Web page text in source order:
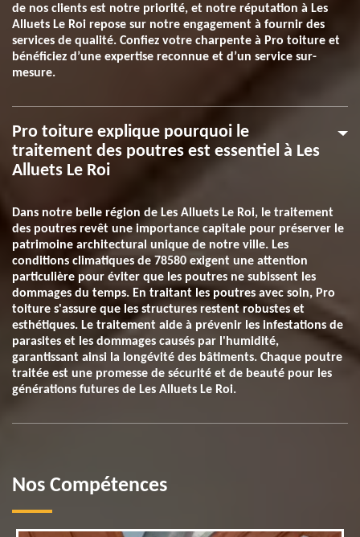
de nos clients est notre priorité, et notre réputation à Les
Alluets Le Roi repose sur notre engagement à fournir des
services de qualité. Confiez votre charpente à Pro toiture et
bénéficiez d’une expertise reconnue et d’un service sur-
mesure.
Pro toiture explique pourquoi le
traitement des poutres est essentiel à Les
Alluets Le Roi
Dans notre belle région de Les Alluets Le Roi, le traitement
des poutres revêt une importance capitale pour préserver le
patrimoine architectural unique de notre ville. Les
conditions climatiques de 78580 exigent une attention
particulière pour éviter que les poutres ne subissent les
dommages du temps. En traitant les poutres avec soin, Pro
toiture s'assure que les structures restent robustes et
esthétiques. Le traitement aide à prévenir les infestations de
parasites et les dommages causés par l'humidité,
garantissant ainsi la longévité des bâtiments. Chaque poutre
traitée est une promesse de sécurité et de beauté pour les
générations futures de Les Alluets Le Roi.
Nos Compétences